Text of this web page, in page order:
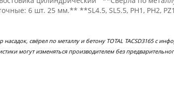
6 шт. 25 мм.** **SL4.5, SL5.5, PH1, PH2,
свёрел по металлу и бетону TOTAL TACSD3165 с
могут изменяться производителем без